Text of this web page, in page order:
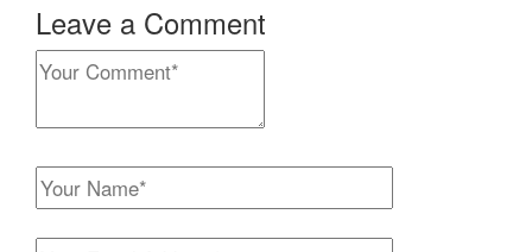
Leave a Comment